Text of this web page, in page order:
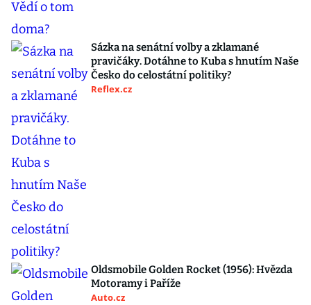
Sázka na senátní volby a zklamané
pravičáky. Dotáhne to Kuba s hnutím Naše
Česko do celostátní politiky?
Reflex.cz
Oldsmobile Golden Rocket (1956): Hvězda
Motoramy i Paříže
Auto.cz